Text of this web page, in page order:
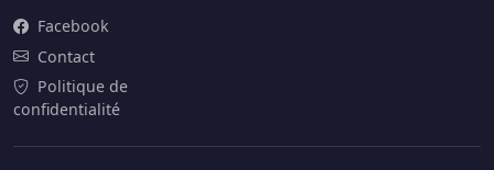
Facebook
Contact
Politique de
confidentialité